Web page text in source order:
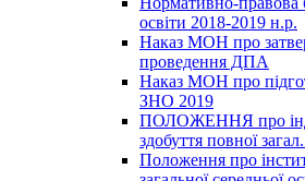
освіти 2018-2019 н.р.
Наказ МОН про
проведення ДПА
Наказ МОН про
ЗНО 2019
ПОЛОЖЕННЯ про
здобуття повної
Положення про